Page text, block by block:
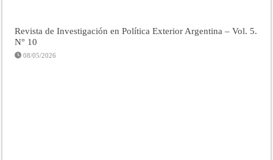
Revista de Investigación en Política Exterior Argentina – Vol. 5.
N° 10
08/05/2026